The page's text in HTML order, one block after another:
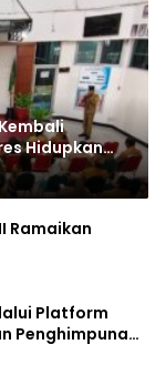
Hidupkan
Ramaikan
Platform
Penghimpunan